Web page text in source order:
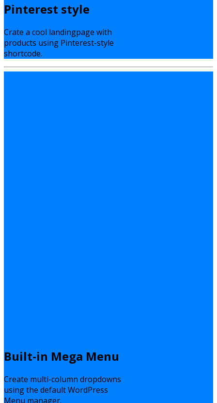
Pinterest style
Crate a cool landingpage with
products using Pinterest-style
shortcode.
Built-in Mega Menu
Create multi-column dropdowns
using the default WordPress
Menu manager.